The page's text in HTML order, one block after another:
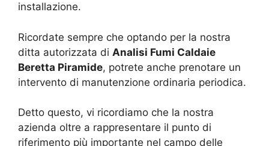
installazione.
Ricordate sempre che optando per la nostra
ditta autorizzata di Analisi Fumi Caldaie
Beretta Piramide, potrete anche prenotare un
intervento di manutenzione ordinaria periodica.
Detto questo, vi ricordiamo che la nostra
azienda oltre a rappresentare il punto di
riferimento più importante nel campo delle